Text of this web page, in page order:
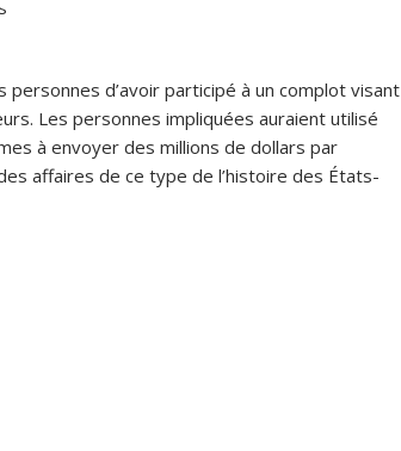
d’avoir participé à un complot visant
Les personnes impliquées auraient utilisé
à envoyer des millions de dollars par
affaires de ce type de l’histoire des États-